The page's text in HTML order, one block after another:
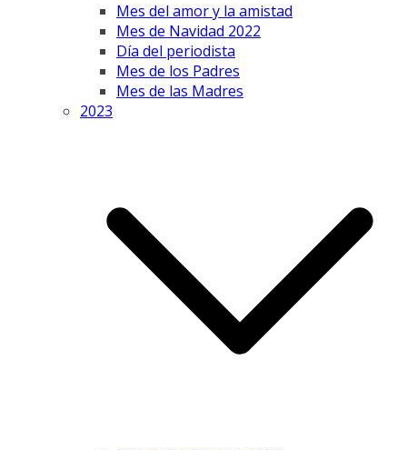
Mes del amor y la amistad
Mes de Navidad 2022
Día del periodista
Mes de los Padres
Mes de las Madres
2023